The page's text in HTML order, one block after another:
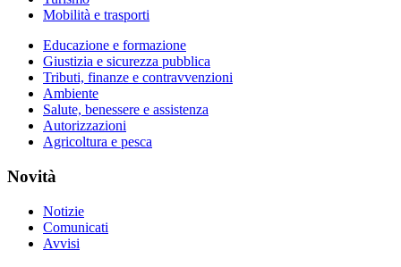
Mobilità e trasporti
Educazione e formazione
Giustizia e sicurezza pubblica
Tributi, finanze e contravvenzioni
Ambiente
Salute, benessere e assistenza
Autorizzazioni
Agricoltura e pesca
Novità
Notizie
Comunicati
Avvisi